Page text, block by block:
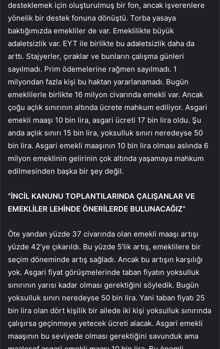
desteklemek için oluşturulmuş bir fon, ancak işverenlere
yönelik bir destek fonuna dönüştü. Torba yasaya
baktığımızda emekliler de var. Emeklilikte büyük
adaletsizlik var. EYT ile birlikte bu adaletsizlik daha da
arttı. Stajyerler, çıraklar ve bunların çalışma günleri
sayılmadı. Prim ödemelerine rağmen sayılmadı. 1
milyondan fazla kişi bu haktan yararlanamadı. Bugün
emeklilerle birlikte 16 milyon civarında emekli var. Ancak
çoğu açlık sınırının altında ücrete mahkum ediliyor. Asgari
emekli maaşı 10 bin lira, asgari ücreti 17 bin lira oldu. Şu
anda açlık sınırı 15 bin lira, yoksulluk sınırı neredeyse 50
bin lira. Asgari emekli maaşının 10 bin lira olması aslında 6
milyon emeklinin gelirinin çok altında yaşamaya mahkum
edilmesinden başka bir şey değil.
“İNCİL KANUNU TOPLANTILARINDA ÇALIŞANLAR VE
EMEKLİLER LEHİNDE ÖNERİLERDE BULUNACAĞIZ”
Öte yandan yüzde 37 civarında olan emekli maaşı artışı
yüzde 42’ye çıkarıldı. Bu yüzde 5’lik artış, emeklilere bir
seçim döneminde artış sağladı. Ancak bu artışın karşılığı
yok. Asgari fiyat görüşmelerinde taban fiyatın yoksulluk
sınırının yarısı kadar olması gerektiğini söyledik. Bugün
yoksulluk sınırı neredeyse 50 bin lira. Yani taban fiyatı 25
bin lira olan dört kişilik bir ailede iki kişi yoksulluk sınırında
çalışırsa geçinmeye yetecek ücreti alacak. Asgari emekli
maaşının bu seviyede olması gerektiğini savunduk ama